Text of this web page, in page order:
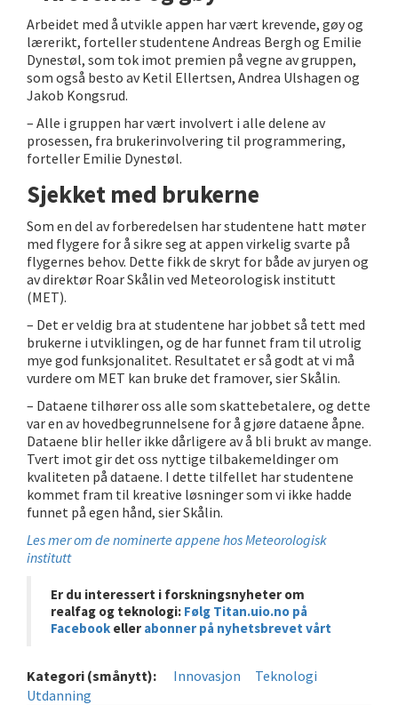
Arbeidet med å utvikle appen har vært krevende, gøy og
lærerikt, forteller studentene Andreas Bergh og Emilie
Dynestøl, som tok imot premien på vegne av gruppen,
som også besto av Ketil Ellertsen, Andrea Ulshagen og
Jakob Kongsrud.
– Alle i gruppen har vært involvert i alle delene av
prosessen, fra brukerinvolvering til programmering,
forteller Emilie Dynestøl.
Sjekket med brukerne
Som en del av forberedelsen har studentene hatt møter
med flygere for å sikre seg at appen virkelig svarte på
flygernes behov. Dette fikk de skryt for både av juryen og
av direktør Roar Skålin ved Meteorologisk institutt
(MET).
– Det er veldig bra at studentene har jobbet så tett med
brukerne i utviklingen, og de har funnet fram til utrolig
mye god funksjonalitet. Resultatet er så godt at vi må
vurdere om MET kan bruke det framover, sier Skålin.
– Dataene tilhører oss alle som skattebetalere, og dette
var en av hovedbegrunnelsene for å gjøre dataene åpne.
Dataene blir heller ikke dårligere av å bli brukt av mange.
Tvert imot gir det oss nyttige tilbakemeldinger om
kvaliteten på dataene. I dette tilfellet har studentene
kommet fram til kreative løsninger som vi ikke hadde
funnet på egen hånd, sier Skålin.
Les mer om de nominerte appene hos Meteorologisk
institutt
Er du interessert i forskningsnyheter om
realfag og teknologi: Følg Titan.uio.no på
Facebook eller abonner på nyhetsbrevet vårt
Kategori (smånytt): Innovasjon
Teknologi
Utdanning